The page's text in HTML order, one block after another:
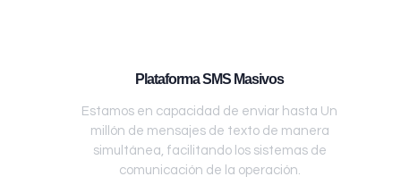
Plataforma SMS Masivos
Estamos en capacidad de enviar hasta Un
millón de mensajes de texto de manera
simultánea, facilitando los sistemas de
comunicación de la operación.